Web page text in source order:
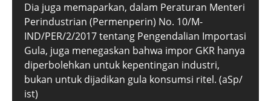
Dia juga memaparkan, dalam Peraturan Menteri
Perindustrian (Permenperin) No. 10/M-
IND/PER/2/2017 tentang Pengendalian Importasi
Gula, juga menegaskan bahwa impor GKR hanya
diperbolehkan untuk kepentingan industri,
bukan untuk dijadikan gula konsumsi ritel. (aSp/
ist)